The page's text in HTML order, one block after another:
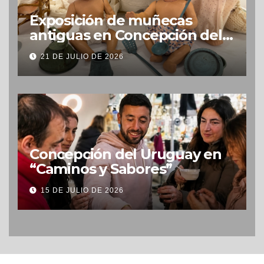
Exposición de muñecas
antiguas en Concepción del
Uruguay
21 DE JULIO DE 2026
Concepción del Uruguay en
“Caminos y Sabores”
15 DE JULIO DE 2026